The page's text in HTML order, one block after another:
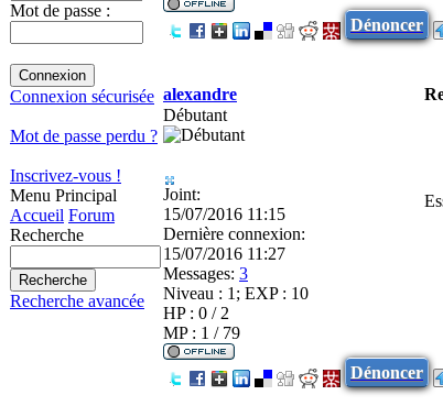
Mot de passe :
Connexion sécurisée
Mot de passe perdu ?
Inscrivez-vous !
Menu Principal
Accueil Forum
Recherche
Recherche avancée
Dénoncer
alexandre
Débutant
Joint:
15/07/2016 11:15
Dernière connexion:
15/07/2016 11:27
Messages: 3
Niveau : 1; EXP : 10
HP : 0 / 2
MP : 1 / 79
Dénoncer